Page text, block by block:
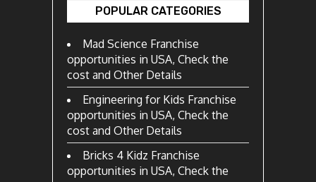
POPULAR CATEGORIES
Mad Science Franchise
opportunities in USA, Check the
cost and Other Details
Engineering for Kids Franchise
opportunities in USA, Check the
cost and Other Details
Bricks 4 Kidz Franchise
opportunities in USA, Check the